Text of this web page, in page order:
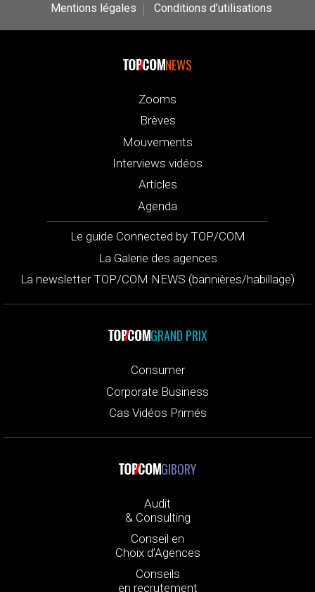
Mentions légales
Conditions d’utilisations
NEWS
Zooms
Brèves
Mouvements
Interviews vidéos
Articles
Agenda
Le guide Connected by TOP/COM
La Galerie des agences
La newsletter TOP/COM NEWS (bannières/habillage)
GRAND PRIX
Consumer
Corporate Business
Cas Vidéos Primés
GIBORY
Audit
& Consulting
Conseil en
Choix d’Agences
Conseils
en recrutement